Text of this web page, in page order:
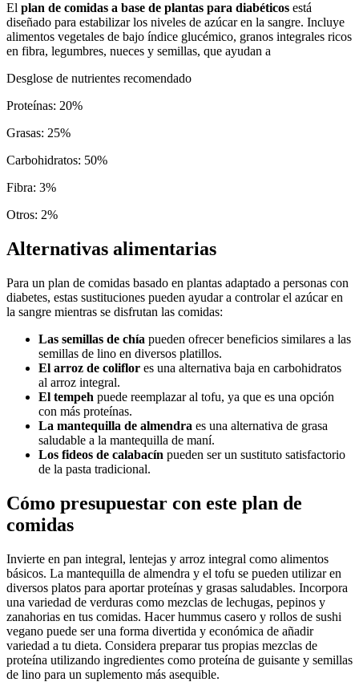
El plan de comidas a base de plantas para diabéticos está
diseñado para estabilizar los niveles de azúcar en la sangre. Incluye
alimentos vegetales de bajo índice glucémico, granos integrales ricos
en fibra, legumbres, nueces y semillas, que ayudan a
Desglose de nutrientes recomendado
Proteínas: 20%
Grasas: 25%
Carbohidratos: 50%
Fibra: 3%
Otros: 2%
Alternativas alimentarias
Para un plan de comidas basado en plantas adaptado a personas con
diabetes, estas sustituciones pueden ayudar a controlar el azúcar en
la sangre mientras se disfrutan las comidas:
Las semillas de chía pueden ofrecer beneficios similares a las
semillas de lino en diversos platillos.
El arroz de coliflor es una alternativa baja en carbohidratos
al arroz integral.
El tempeh puede reemplazar al tofu, ya que es una opción
con más proteínas.
La mantequilla de almendra es una alternativa de grasa
saludable a la mantequilla de maní.
Los fideos de calabacín pueden ser un sustituto satisfactorio
de la pasta tradicional.
Cómo presupuestar con este plan de
comidas
Invierte en pan integral, lentejas y arroz integral como alimentos
básicos. La mantequilla de almendra y el tofu se pueden utilizar en
diversos platos para aportar proteínas y grasas saludables. Incorpora
una variedad de verduras como mezclas de lechugas, pepinos y
zanahorias en tus comidas. Hacer hummus casero y rollos de sushi
vegano puede ser una forma divertida y económica de añadir
variedad a tu dieta. Considera preparar tus propias mezclas de
proteína utilizando ingredientes como proteína de guisante y semillas
de lino para un suplemento más asequible.